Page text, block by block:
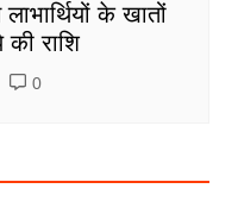
के खातों
राशि
0